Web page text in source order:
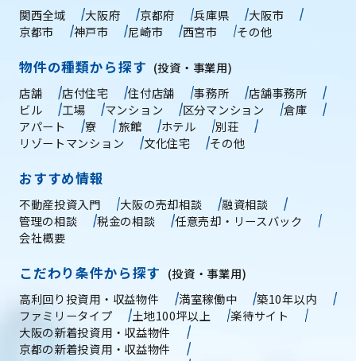
関西全域 大阪府 京都府 兵庫県
大阪市
京都市
神戸市 尼崎市 西宮市 その他
物件の種類から探す (投資・事業用)
店舗
店付住宅 住付店舗 事務所
店舗事務所
ビル
工場 マンション 区分マンション
倉庫
アパート
寮 旅館 ホテル
別荘
リゾートマンション
文化住宅 その他
おすすめ情報
不動産投資入門 大阪の売却相談
融資相談
管理の相談
税金の相談
任意売却・リースバック
会社概要
こだわり条件から探す (投資・事業用)
高利回り投資用・収益物件
満室稼働中
築10年以内
ファミリータイプ
土地100坪以上
楽待サイト
大阪の新着投資用・収益物件
京都の新着投資用・収益物件